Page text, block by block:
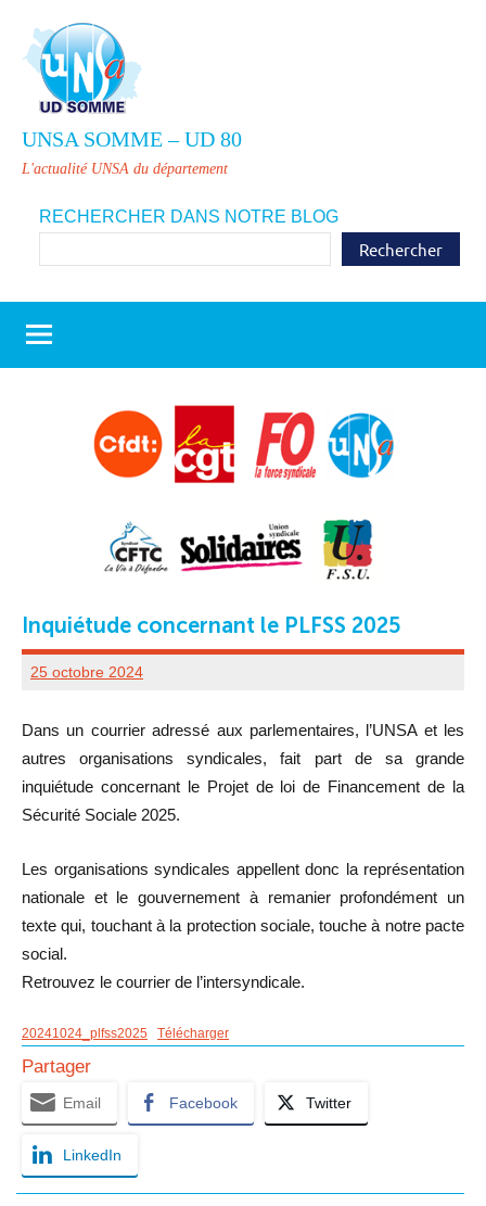
contenu
UNSA SOMME – UD 80
L'actualité UNSA du département
RECHERCHER DANS NOTRE BLOG
Rechercher
Inquiétude concernant le PLFSS 2025
25 octobre 2024
UD
ADMINISTRATEUR
Dans un courrier adressé aux parlementaires, l’UNSA et les
autres organisations syndicales, fait part de sa grande
inquiétude concernant le Projet de loi de Financement de la
Sécurité Sociale 2025.
Les organisations syndicales appellent donc la représentation
nationale et le gouvernement à remanier profondément un
texte qui, touchant à la protection sociale, touche à notre pacte
social.
Retrouvez le courrier de l’intersyndicale.
20241024_plfss2025 Télécharger
Partager
Email Facebook Twitter
LinkedIn